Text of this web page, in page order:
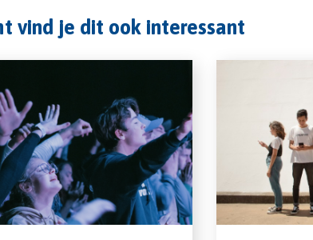
vind je dit ook interessant